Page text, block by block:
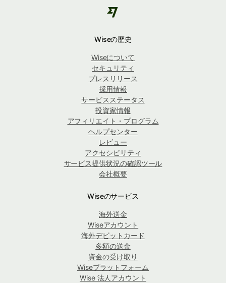
Wiseの歴史
Wiseについて
セキュリティ
プレスリリース
採用情報
サービスステータス
投資家情報
アフィリエイト・プログラム
ヘルプセンター
レビュー
アクセシビリティ
サービス提供状況の確認ツール
会社概要
Wiseのサービス
海外送金
Wiseアカウント
海外デビットカード
多額の送金
資金の受け取り
Wiseプラットフォーム
Wise 法人アカウント